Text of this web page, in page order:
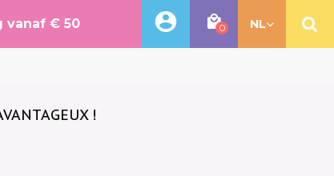
vanaf € 50 0 NL
!